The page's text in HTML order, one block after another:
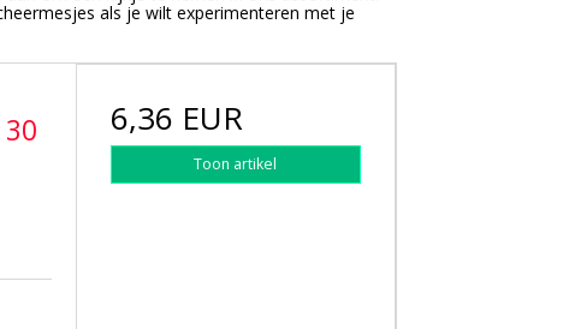
als je wilt experimenteren met je
6,36 EUR
Toon artikel